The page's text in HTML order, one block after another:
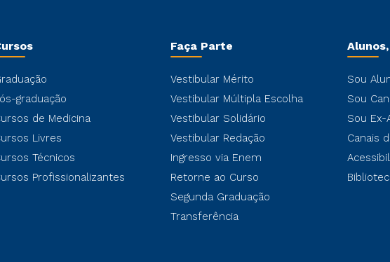
graduação
de Medicina
Livres
Técnicos
Profissionalizantes
Faça Parte
Vestibular Mérito
Vestibular Múltipla Escolha
Vestibular Solidário
Vestibular Redação
Ingresso via Enem
Retorne ao Curso
Segunda Graduação
Transferência
Sou
Sou
Sou Ex-
Canais